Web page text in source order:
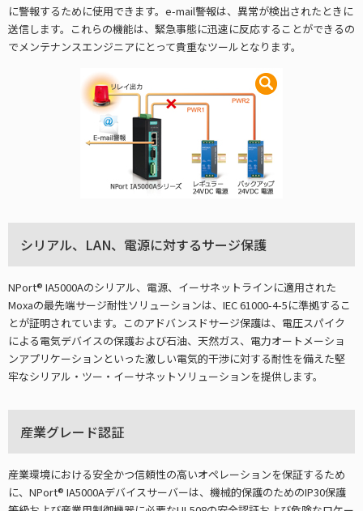
に警報するために使用できます。e-mail警報は、異常が検出されたときに
送信します。これらの機能は、緊急事態に迅速に反応することができるの
でメンテナンスエンジニアにとって貴重なツールとなります。
シリアル、LAN、電源に対するサージ保護
NPort® IA5000Aのシリアル、電源、イーサネットラインに適用された
Moxaの最先端サージ耐性ソリューションは、IEC 61000-4-5に準拠するこ
とが証明されています。このアドバンスドサージ保護は、電圧スパイク
による電気デバイスの保護および石油、天然ガス、電力オートメーショ
ンアプリケーションといった激しい電気的干渉に対する耐性を備えた堅
牢なシリアル・ツー・イーサネットソリューションを提供します。
産業グレード認証
産業環境における安全かつ信頼性の高いオペレーションを保証するため
に、NPort® IA5000Aデバイスサーバーは、機械的保護のためのIP30保護